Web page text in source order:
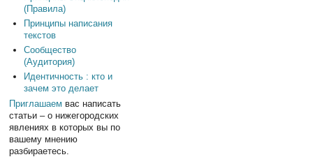
(Правила)
Принципы написания
текстов
Сообщество
(Аудитория)
Идентичность : кто и
зачем это делает
Приглашаем вас написать
статьи – о нижегородских
явлениях в которых вы по
вашему мнению
разбираетесь.